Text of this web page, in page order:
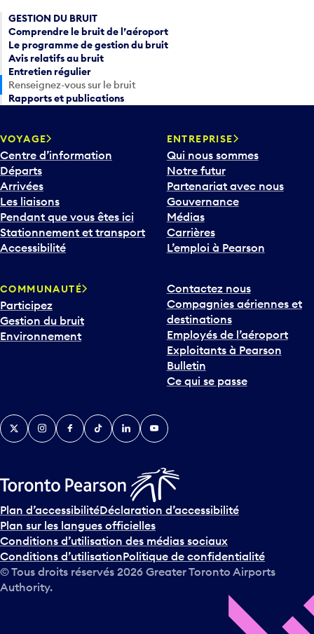
GESTION DU BRUIT
Comprendre le bruit de l’aéroport
Le programme de gestion du bruit
Avis relatifs au bruit
Entretien régulier
Renseignez-vous sur le bruit
Rapports et publications
VOYAGE
Centre d’information
Départs
Arrivées
Les liaisons
Pendant que vous êtes ici
Stationnement et transport
Accessibilité
ENTREPRISE
Qui nous sommes
Notre futur
Partenariat avec nous
Gouvernance
Médias
Carrières
L’emploi à Pearson
COMMUNAUTÉ
Participez
Gestion du bruit
Environnement
Contactez nous
Compagnies aériennes et
destinations
Employés de l’aéroport
Exploitants à Pearson
Bulletin
Ce qui se passe
TwitterInstagramFacebook
TikTokLinkedInYouTube
Plan d’accessibilitéDéclaration d’accessibilité
Plan sur les langues officielles
Conditions d’utilisation des médias sociaux
Conditions d’utilisationPolitique de confidentialité
© Tous droits réservés 2026 Greater Toronto Airports
Authority.